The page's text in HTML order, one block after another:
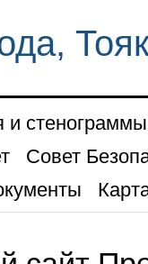
и стенограммы
Совет